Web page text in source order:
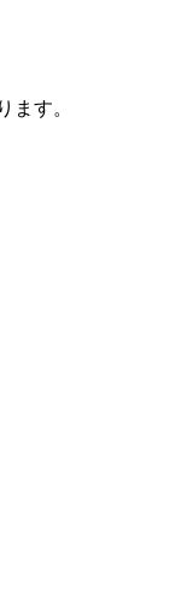
ます。